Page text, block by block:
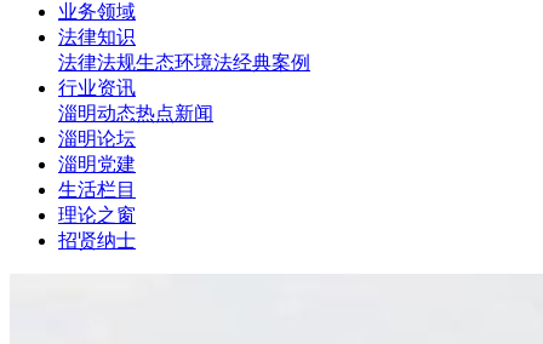
业务领域
法律知识
法律法规生态环境法经典案例
行业资讯
淄明动态热点新闻
淄明论坛
淄明党建
生活栏目
理论之窗
招贤纳士